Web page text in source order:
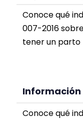
Conoce qué
007-2016
tener un parto
Conoce qué